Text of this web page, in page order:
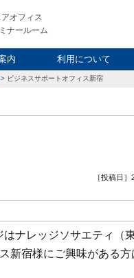
オフィス
ナールーム
内 利用について
利用料金
申込について
FAQ
> ビジネスサポートオフィス新宿
［投稿日
ナレッジソサエティ（
新宿様にご興味がある方